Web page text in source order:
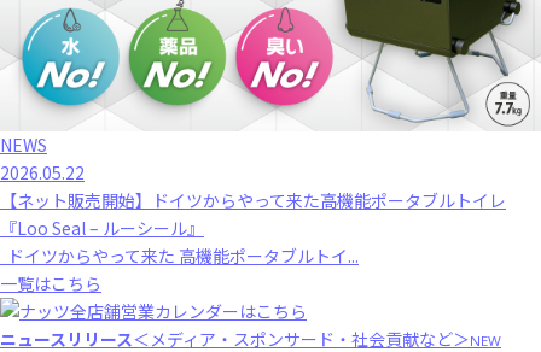
NEWS
2026.05.22
【ネット販売開始】ドイツからやって来た高機能ポータブルトイレ
『Loo Seal – ルーシール』
ドイツからやって来た 高機能ポータブルトイ...
一覧はこちら
ニュースリリース＜メディア・スポンサード・社会貢献など＞NEW